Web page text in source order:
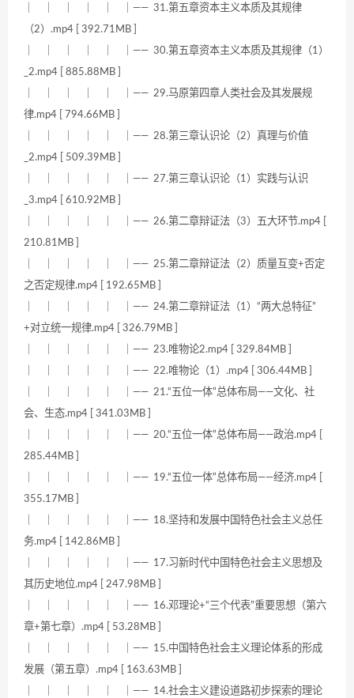
｜ ｜ ｜ ｜ ｜ ｜—— 31.第五章资本主义本质及其规律
（2）.mp4 [ 392.71MB ]
｜ ｜ ｜ ｜ ｜ ｜—— 30.第五章资本主义本质及其规律（1）
_2.mp4 [ 885.88MB ]
｜ ｜ ｜ ｜ ｜ ｜—— 29.马原第四章人类社会及其发展规
律.mp4 [ 794.66MB ]
｜ ｜ ｜ ｜ ｜ ｜—— 28.第三章认识论（2）真理与价值
_2.mp4 [ 509.39MB ]
｜ ｜ ｜ ｜ ｜ ｜—— 27.第三章认识论（1）实践与认识
_3.mp4 [ 610.92MB ]
｜ ｜ ｜ ｜ ｜ ｜—— 26.第二章辩证法（3）五大环节.mp4 [
210.81MB ]
｜ ｜ ｜ ｜ ｜ ｜—— 25.第二章辩证法（2）质量互变+否定
之否定规律.mp4 [ 192.65MB ]
｜ ｜ ｜ ｜ ｜ ｜—— 24.第二章辩证法（1）“两大总特征”
+对立统一规律.mp4 [ 326.79MB ]
｜ ｜ ｜ ｜ ｜ ｜—— 23.唯物论2.mp4 [ 329.84MB ]
｜ ｜ ｜ ｜ ｜ ｜—— 22.唯物论（1）.mp4 [ 306.44MB ]
｜ ｜ ｜ ｜ ｜ ｜—— 21.“五位一体”总体布局——文化、社
会、生态.mp4 [ 341.03MB ]
｜ ｜ ｜ ｜ ｜ ｜—— 20.“五位一体”总体布局——政治.mp4 [
285.44MB ]
｜ ｜ ｜ ｜ ｜ ｜—— 19.“五位一体”总体布局——经济.mp4 [
355.17MB ]
｜ ｜ ｜ ｜ ｜ ｜—— 18.坚持和发展中国特色社会主义总任
务.mp4 [ 142.86MB ]
｜ ｜ ｜ ｜ ｜ ｜—— 17.习新时代中国特色社会主义思想及
其历史地位.mp4 [ 247.98MB ]
｜ ｜ ｜ ｜ ｜ ｜—— 16.邓理论+“三个代表”重要思想（第六
章+第七章）.mp4 [ 53.28MB ]
｜ ｜ ｜ ｜ ｜ ｜—— 15.中国特色社会主义理论体系的形成
发展（第五章）.mp4 [ 163.63MB ]
｜ ｜ ｜ ｜ ｜ ｜—— 14.社会主义建设道路初步探索的理论